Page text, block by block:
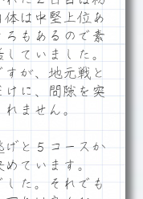
は中堅上位あ
ろもあるので素
ていました。
が、地元戦と
けに、間隙を突
ません。
と５コースか
ています。
た。それでも